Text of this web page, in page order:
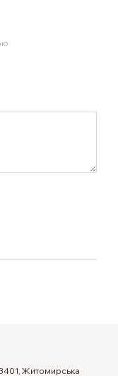
Житомирська